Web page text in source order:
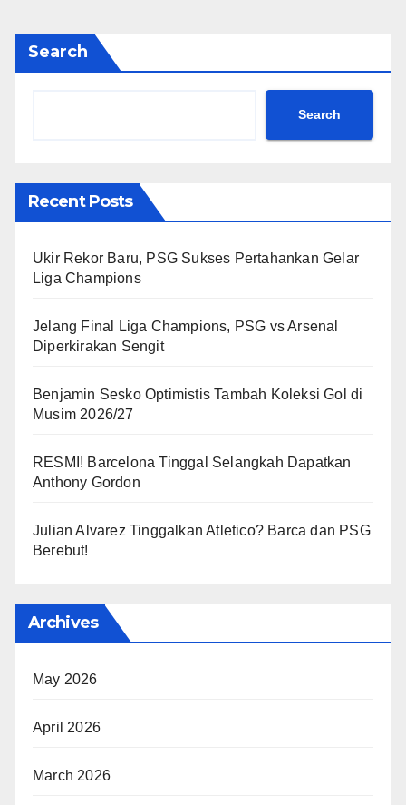
Search
Search
Recent Posts
Ukir Rekor Baru, PSG Sukses Pertahankan Gelar
Liga Champions
Jelang Final Liga Champions, PSG vs Arsenal
Diperkirakan Sengit
Benjamin Sesko Optimistis Tambah Koleksi Gol di
Musim 2026/27
RESMI! Barcelona Tinggal Selangkah Dapatkan
Anthony Gordon
Julian Alvarez Tinggalkan Atletico? Barca dan PSG
Berebut!
Archives
May 2026
April 2026
March 2026